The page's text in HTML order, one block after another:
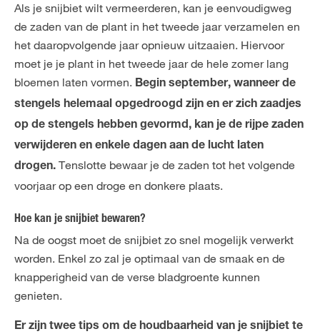
Als je snijbiet wilt vermeerderen, kan je eenvoudigweg
de zaden van de plant in het tweede jaar verzamelen en
het daaropvolgende jaar opnieuw uitzaaien. Hiervoor
moet je je plant in het tweede jaar de hele zomer lang
bloemen laten vormen. Begin september, wanneer de
stengels helemaal opgedroogd zijn en er zich zaadjes
op de stengels hebben gevormd, kan je de rijpe zaden
verwijderen en enkele dagen aan de lucht laten
drogen. Tenslotte bewaar je de zaden tot het volgende
voorjaar op een droge en donkere plaats.
Hoe kan je snijbiet bewaren?
Na de oogst moet de snijbiet zo snel mogelijk verwerkt
worden. Enkel zo zal je optimaal van de smaak en de
knapperigheid van de verse bladgroente kunnen
genieten.
Er zijn twee tips om de houdbaarheid van je snijbiet te